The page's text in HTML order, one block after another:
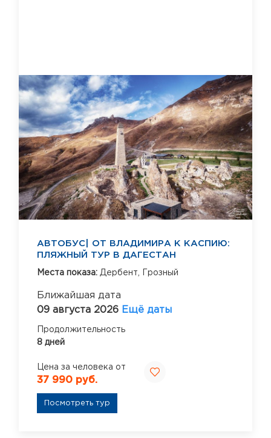
АВТОБУС| ОТ ВЛАДИМИРА К КАСПИЮ:
ПЛЯЖНЫЙ ТУР В ДАГЕСТАН
Места показа: Дербент, Грозный
Ближайшая дата
09 августа 2026 Ещё даты
Продолжительность
8 дней
Цена за человека от
37 990 руб.
Посмотреть тур